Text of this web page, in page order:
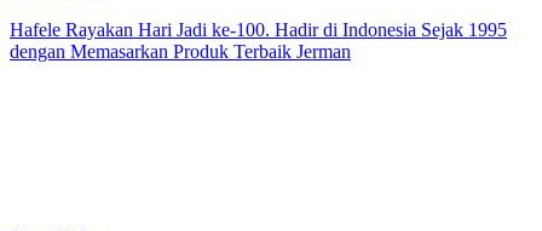
Hafele Rayakan Hari Jadi ke-100. Hadir di Indonesia Sejak 1995
dengan Memasarkan Produk Terbaik Jerman